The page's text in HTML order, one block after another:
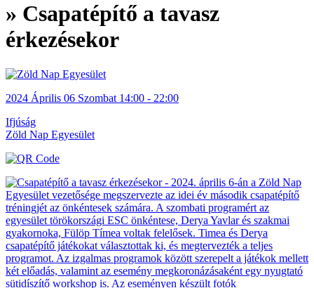
» Csapatépítő a tavasz
érkezésekor
2024 Április 06 Szombat 14:00 - 22:00
Ifjúság
Zöld Nap Egyesület